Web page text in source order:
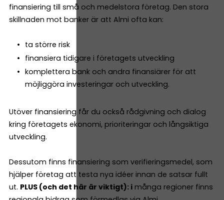
finansiering till små och medelstora företag. Den stora
skillnaden mot banker är att Almi ofta kan:
ta större risk
finansiera tidigare i företagets utveckling
komplettera bank och andra finansiärer för att
möjliggöra investeringar och utveckling.
Utöver finansiering får du också rådgivning och dialog
kring företagets ekonomi, prioriteringar och långsiktiga
utveckling.
Dessutom finns finansiering som verifieringsmedel, som
hjälper företag att testa nya idéer innan de satsar fullt
ut. PLUS (och det här är viktigt): i många regioner finns